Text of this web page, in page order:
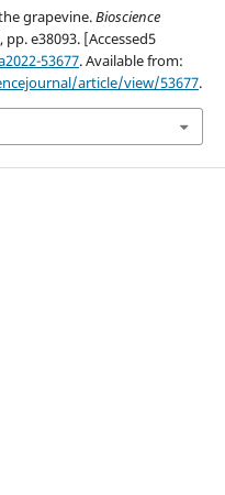
grapevine.Bioscience
e38093. [Accessed5
53677. Available from:
article/view/53677.